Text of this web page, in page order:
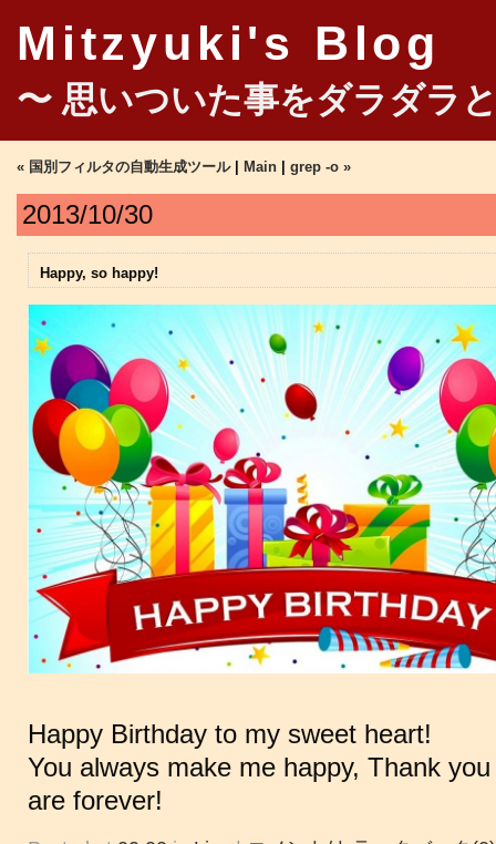
Mitzyuki's Blog
〜 思いついた事をダラダラ
« 国別フィルタの自動生成ツール| Main grep -o »
2013/10/30
Happy, so happy!
Happy Birthday to my sweet heart!
You always make me happy, Thank
are forever!